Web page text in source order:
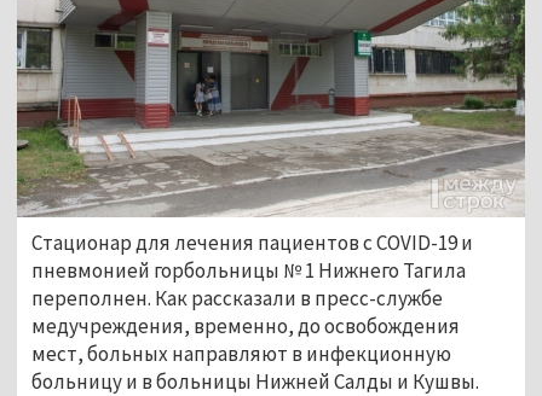
Стационар для лечения пациентов с COVID-19 и
пневмонией горбольницы № 1 Нижнего Тагила
переполнен. Как рассказали в пресс-службе
медучреждения, временно, до освобождения
мест, больных направляют в инфекционную
больницу и в больницы Нижней Салды и Кушвы.